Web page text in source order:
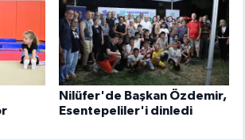
Nilüfer'de Başkan Özdemir,
Esentepeliler'i dinledi